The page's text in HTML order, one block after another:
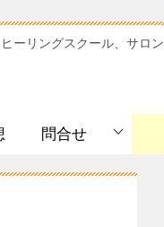
ーリングスクール、サロン
問合せ